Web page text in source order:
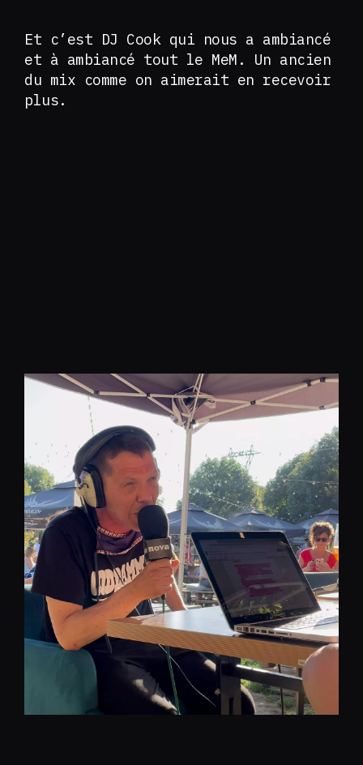
Et c’est DJ Cook qui nous a ambiancé
et à ambiancé tout le MeM. Un ancien
du mix comme on aimerait en recevoir
plus.